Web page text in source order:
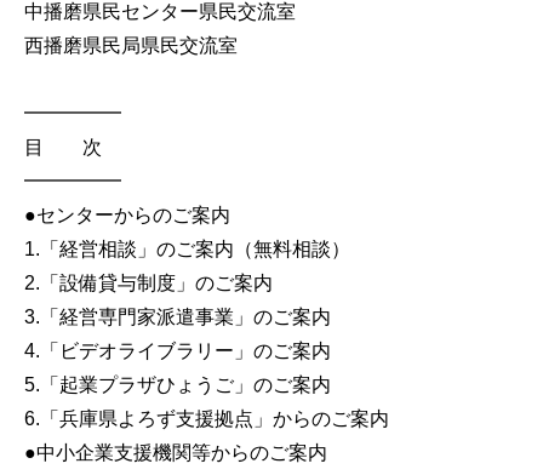
中播磨県民センター県民交流室
西播磨県民局県民交流室
━━━━━
目 次
━━━━━
●センターからのご案内
1.「経営相談」のご案内（無料相談）
2.「設備貸与制度」のご案内
3.「経営専門家派遣事業」のご案内
4.「ビデオライブラリー」のご案内
5.「起業プラザひょうご」のご案内
6.「兵庫県よろず支援拠点」からのご案内
●中小企業支援機関等からのご案内